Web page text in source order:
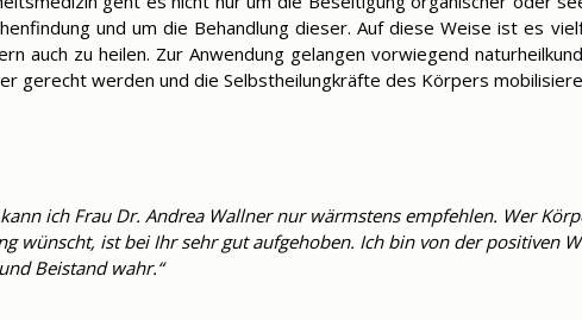
und um die Behandlung dieser. Auf diese Weise ist es
auch zu heilen. Zur Anwendung gelangen vorwiegend
gerecht werden und die Selbstheilungkräfte des Körpers
ich Frau Dr. Andrea Wallner nur wärmstens empfehlen. Wer
wünscht, ist bei Ihr sehr gut aufgehoben. Ich bin von der positiven
Beistand wahr.“